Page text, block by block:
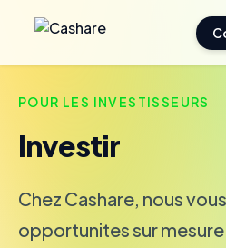
POUR LES INVESTISSEURS
Investir
Chez Cashare, nous
opportunites sur